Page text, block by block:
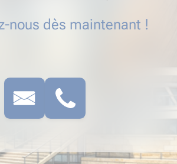
nous dès maintenant !